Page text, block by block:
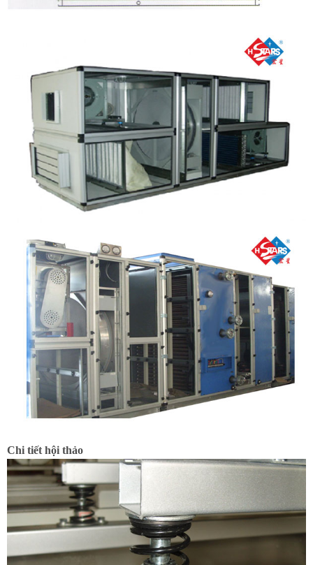
Chi tiết hội thảo